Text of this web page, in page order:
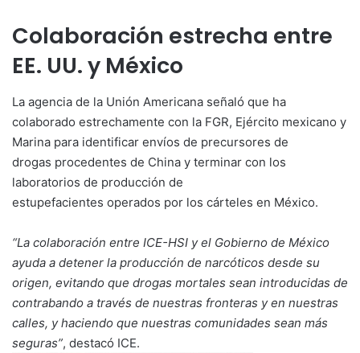
Colaboración estrecha entre
EE. UU. y México
La agencia de la Unión Americana señaló que ha
colaborado estrechamente con la FGR, Ejército mexicano y
Marina para identificar envíos de precursores de
drogas procedentes de China y terminar con los
laboratorios de producción de
estupefacientes operados por los cárteles en México.
“La colaboración entre ICE-HSI y el Gobierno de México
ayuda a detener la producción de narcóticos desde su
origen, evitando que drogas mortales sean introducidas de
contrabando a través de nuestras fronteras y en nuestras
calles, y haciendo que nuestras comunidades sean más
seguras”, destacó ICE.